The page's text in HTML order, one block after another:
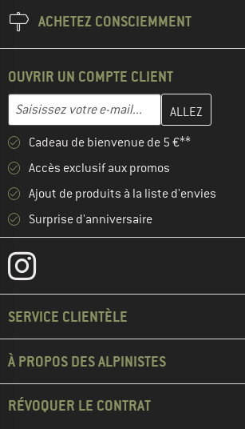
ACHETEZ CONSCIEMMENT
OUVRIR UN COMPTE CLIENT
Adresse e-mail
Entrez votre adresse e-mail ici et créez
Cadeau de bienvenue de 5 €**
Accès exclusif aux promos
Ajout de produits à la liste d'envies
Surprise d'anniversaire
SERVICE CLIENTÈLE
À PROPOS DES ALPINISTES
RÉVOQUER LE CONTRAT